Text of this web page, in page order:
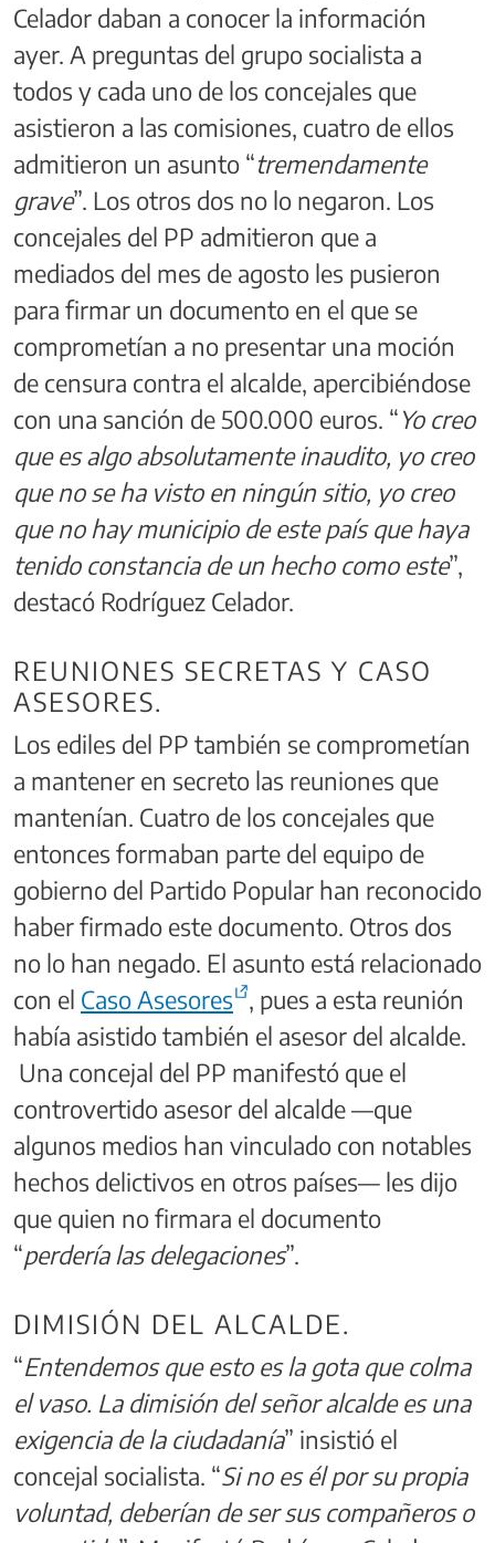
Celador daban a conocer la información
ayer. A preguntas del grupo socialista a
todos y cada uno de los concejales que
asistieron a las comisiones, cuatro de ellos
admitieron un asunto “tremendamente
grave”. Los otros dos no lo negaron. Los
concejales del PP admitieron que a
mediados del mes de agosto les pusieron
para firmar un documento en el que se
comprometían a no presentar una moción
de censura contra el alcalde, apercibiéndose
con una sanción de 500.000 euros. “Yo creo
que es algo absolutamente inaudito, yo creo
que no se ha visto en ningún sitio, yo creo
que no hay municipio de este país que haya
tenido constancia de un hecho como este”,
destacó Rodríguez Celador.
REUNIONES SECRETAS Y CASO
ASESORES.
Los ediles del PP también se comprometían
a mantener en secreto las reuniones que
mantenían. Cuatro de los concejales que
entonces formaban parte del equipo de
gobierno del Partido Popular han reconocido
haber firmado este documento. Otros dos
no lo han negado. El asunto está relacionado
con el Caso Asesores , pues a esta reunión
había asistido también el asesor del alcalde.
Una concejal del PP manifestó que el
controvertido asesor del alcalde —que
algunos medios han vinculado con notables
hechos delictivos en otros países— les dijo
que quien no firmara el documento
“perdería las delegaciones”.
DIMISIÓN DEL ALCALDE.
“Entendemos que esto es la gota que colma
el vaso. La dimisión del señor alcalde es una
exigencia de la ciudadanía” insistió el
concejal socialista. “Si no es él por su propia
voluntad, deberían de ser sus compañeros o